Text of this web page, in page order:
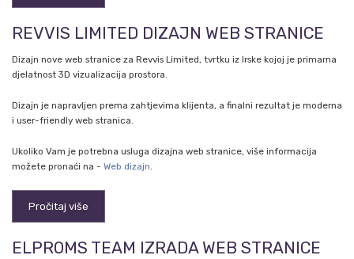
REVVIS LIMITED DIZAJN WEB STRANICE
Dizajn nove web stranice za Revvis Limited, tvrtku iz Irske kojoj je primarna
djelatnost 3D vizualizacija prostora.
Dizajn je napravljen prema zahtjevima klijenta, a finalni rezultat je moderna
i user-friendly web stranica.
Ukoliko Vam je potrebna usluga dizajna web stranice, više informacija
možete pronaći na - Web dizajn.
Pročitaj više
ELPROMS TEAM IZRADA WEB STRANICE